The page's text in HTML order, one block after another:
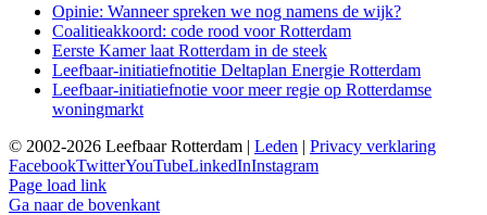
Opinie: Wanneer spreken we nog namens de wijk?
Coalitieakkoord: code rood voor Rotterdam
Eerste Kamer laat Rotterdam in de steek
Leefbaar-initiatiefnotitie Deltaplan Energie Rotterdam
Leefbaar-initiatiefnotie voor meer regie op Rotterdamse
woningmarkt
© 2002-2026 Leefbaar Rotterdam | Leden | Privacy verklaring
FacebookTwitterYouTubeLinkedInInstagram
Page load link
Ga naar de bovenkant